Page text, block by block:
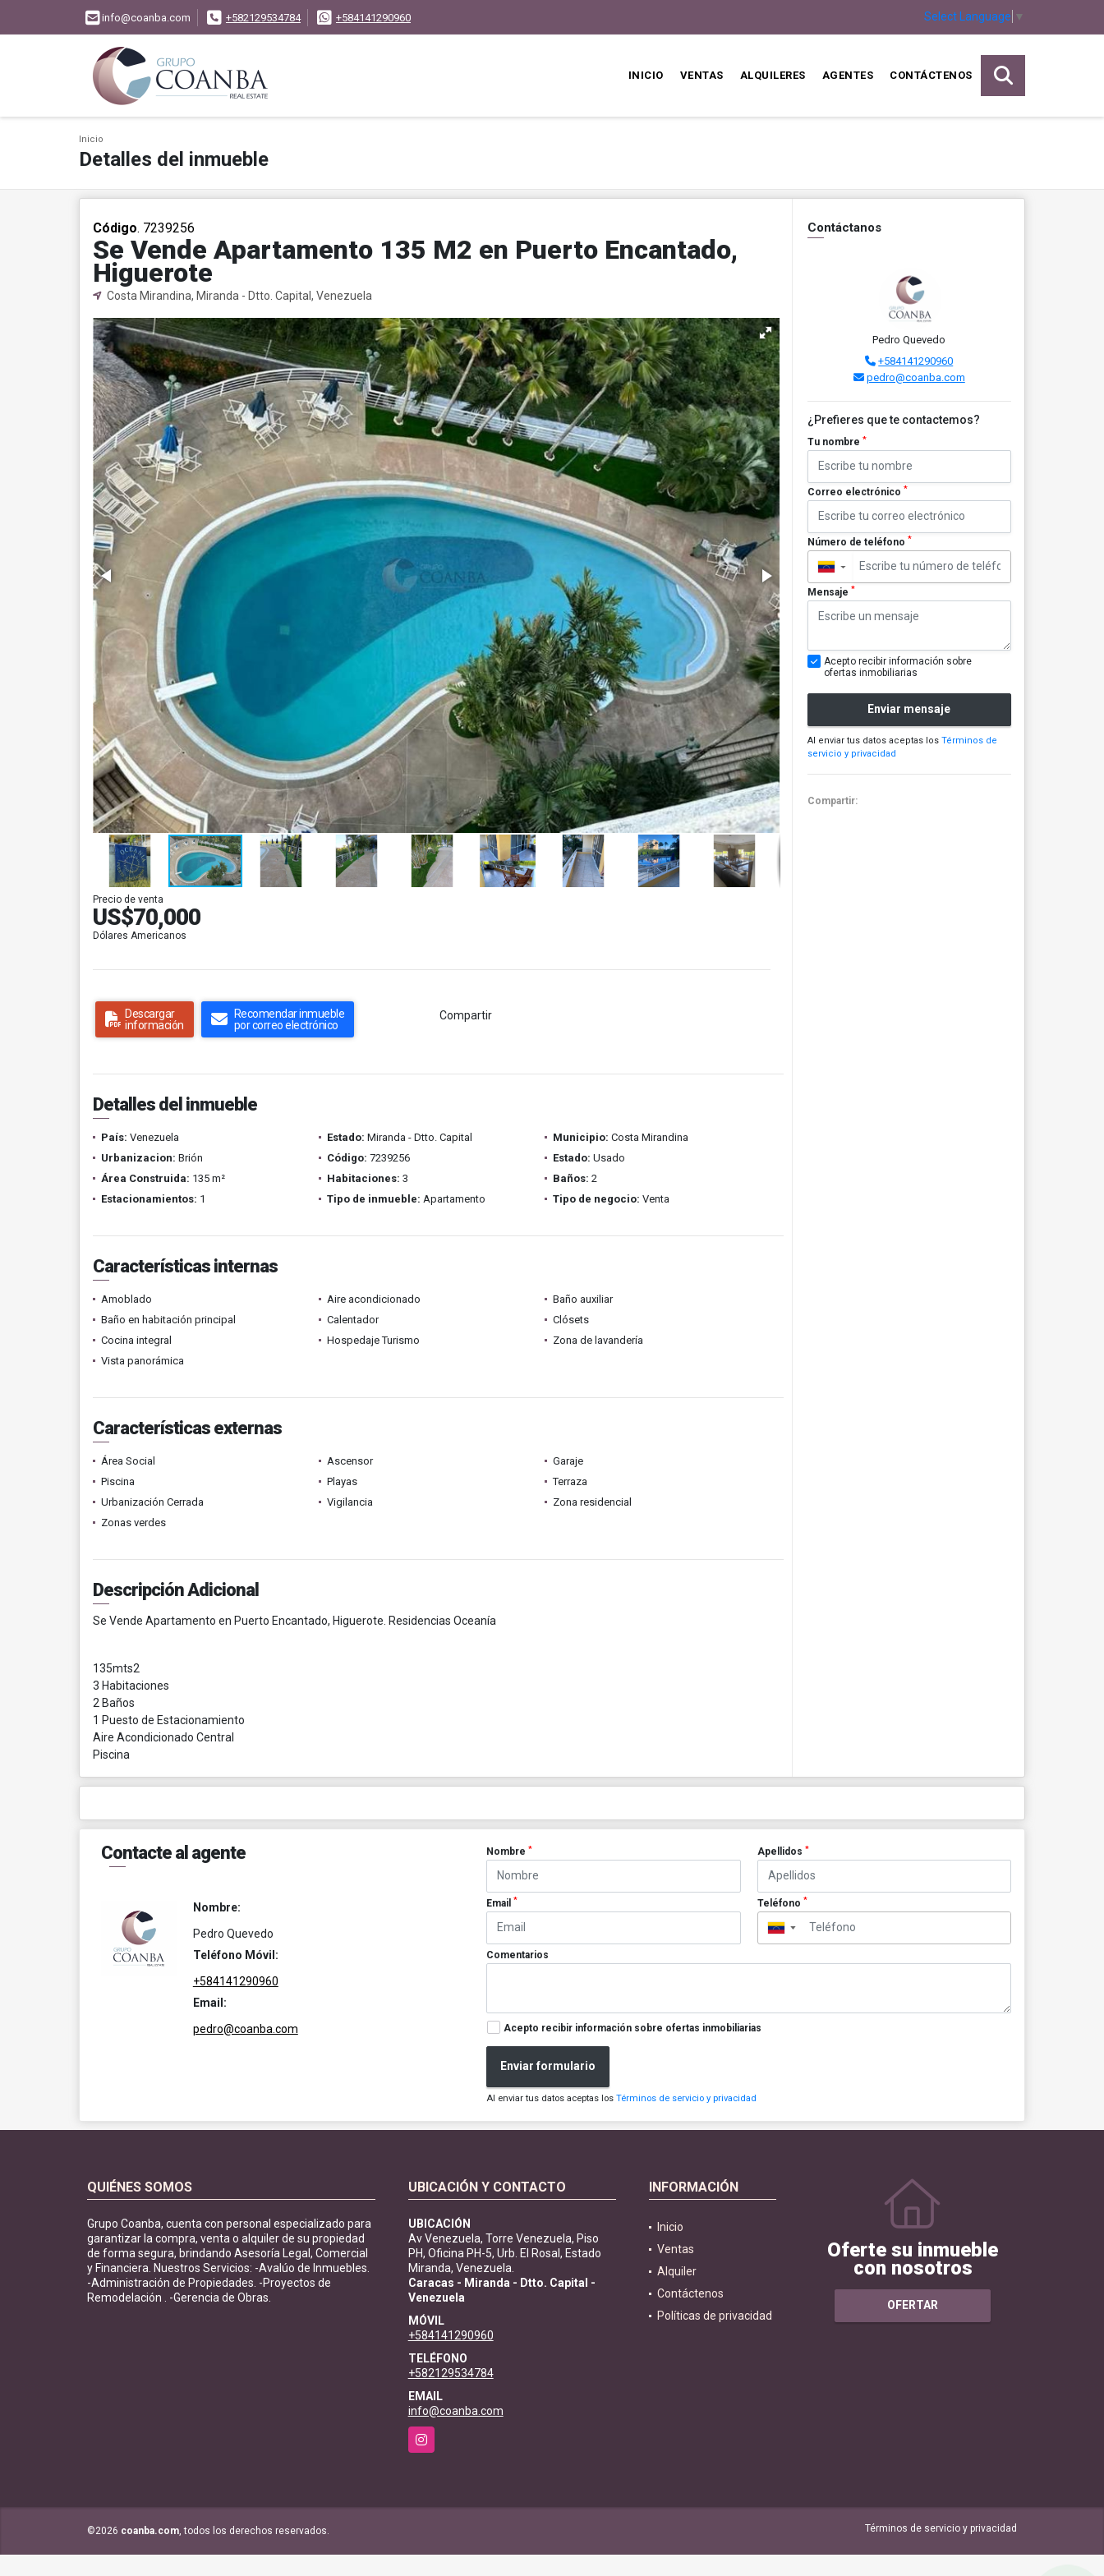
info@coanba.com +582129534784 +584141290960 Select Language ▼
INICIO VENTAS ALQUILERES AGENTES CONTÁCTENOS
Inicio
Detalles del inmueble
Código. 7239256
Se Vende Apartamento 135 M2 en Puerto Encantado,
Higuerote
Costa Mirandina, Miranda - Dtto. Capital, Venezuela
Precio de venta
US$70,000
Dólares Americanos
Descargar
información
Recomendar inmueble
por correo electrónico
Compartir
Detalles del inmueble
País: Venezuela Estado: Miranda - Dtto. Capital Municipio: Costa Mirandina
Urbanizacion: Brión Código: 7239256 Estado: Usado
Área Construida: 135 m² Habitaciones: 3 Baños: 2
Estacionamientos: 1 Tipo de inmueble: Apartamento Tipo de negocio: Venta
Características internas
Amoblado Aire acondicionado
Baño auxiliar
Baño en habitación principal
Calentador
Clósets
Cocina integral
Hospedaje Turismo
Zona de lavandería
Vista panorámica
Características externas
Área Social Ascensor
Garaje
Piscina
Playas
Terraza
Urbanización Cerrada
Vigilancia
Zona residencial
Zonas verdes
Descripción Adicional
Se Vende Apartamento en Puerto Encantado, Higuerote. Residencias Oceanía
135mts2
3 Habitaciones
2 Baños
1 Puesto de Estacionamiento
Aire Acondicionado Central
Piscina
Contáctanos
Pedro Quevedo
+584141290960
pedro@coanba.com
¿Prefieres que te contactemos?
Tu nombre *
Correo electrónico *
Número de teléfono *
▼
Mensaje *
Acepto recibir información sobre
ofertas inmobiliarias
Enviar mensaje
Al enviar tus datos aceptas los Términos de
servicio y privacidad
Compartir:
Contacte al agente
Nombre:
Pedro Quevedo
Teléfono Móvil:
+584141290960
Email:
pedro@coanba.com
Nombre* Apellidos *
Email* Teléfono *
▼
Comentarios
Acepto recibir información sobre ofertas inmobiliarias
Enviar formulario
Al enviar tus datos aceptas losTérminos de servicio y privacidad
QUIÉNES SOMOS
Grupo Coanba, cuenta con personal especializado para
garantizar la compra, venta o alquiler de su propiedad
de forma segura, brindando Asesoría Legal, Comercial
y Financiera. Nuestros Servicios: -Avalúo de Inmuebles.
-Administración de Propiedades. -Proyectos de
Remodelación . -Gerencia de Obras.
UBICACIÓN Y CONTACTO
UBICACIÓN
Av Venezuela, Torre Venezuela, Piso
PH, Oficina PH-5, Urb. El Rosal, Estado
Miranda, Venezuela.
Caracas - Miranda - Dtto. Capital -
Venezuela
MÓVIL
+584141290960
TELÉFONO
+582129534784
EMAIL
info@coanba.com
Instagram
INFORMACIÓN
Inicio
Ventas
Alquiler
Contáctenos
Políticas de privacidad
Oferte su inmueble
con nosotros
OFERTAR
©2026 coanba.com, todos los derechos reservados. Términos de servicio y privacidad